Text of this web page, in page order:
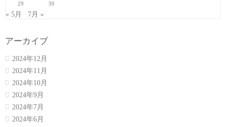
29 30
« 5月 7月 »
アーカイブ
2024年12月
2024年11月
2024年10月
2024年9月
2024年7月
2024年6月